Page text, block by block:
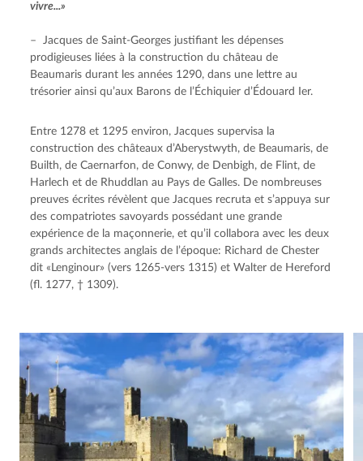
vivre...»
–  Jacques de Saint-Georges justifiant les dépenses
prodigieuses liées à la construction du château de
Beaumaris durant les années 1290, dans une lettre au
trésorier ainsi qu’aux Barons de l’Échiquier d’Édouard Ier.
Entre 1278 et 1295 environ, Jacques supervisa la
construction des châteaux d’Aberystwyth, de Beaumaris, de
Builth, de Caernarfon, de Conwy, de Denbigh, de Flint, de
Harlech et de Rhuddlan au Pays de Galles. De nombreuses
preuves écrites révèlent que Jacques recruta et s’appuya sur
des compatriotes savoyards possédant une grande
expérience de la maçonnerie, et qu’il collabora avec les deux
grands architectes anglais de l’époque: Richard de Chester
dit «Lenginour» (vers 1265-vers 1315) et Walter de Hereford
(fl. 1277, † 1309).